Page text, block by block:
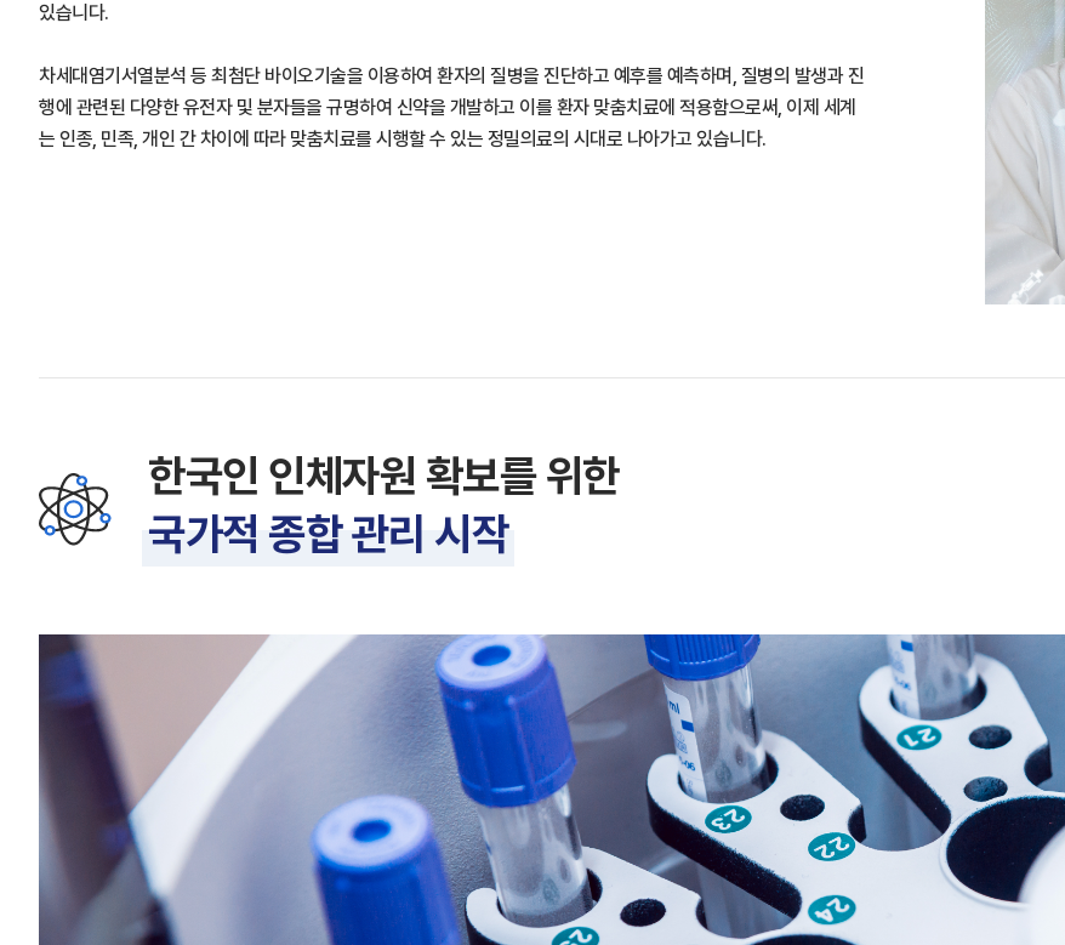
있습니다.
차세대염기서열분석 등 최첨단 바이오기술을 이용하여 환자의 질병을 진단하고 예후를 예측하며, 질병의 발생과 진
행에 관련된 다양한 유전자 및 분자들을 규명하여 신약을 개발하고 이를 환자 맞춤치료에 적용함으로써, 이제 세계
는 인종, 민족, 개인 간 차이에 따라 맞춤치료를 시행할 수 있는 정밀의료의 시대로 나아가고 있습니다.
한국인 인체자원 확보를 위한
국가적 종합 관리 시작